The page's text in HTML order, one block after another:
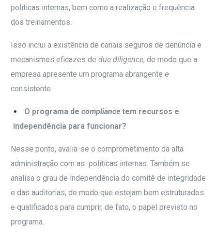
políticas internas, bem como a realização e frequência
dos treinamentos.
Isso inclui a existência de canais seguros de denúncia e
mecanismos eficazes dedue diligence, de modo que a
empresa apresente um programa abrangente e
consistente.
O programa decompliance tem recursos e
independência para funcionar?
Nesse ponto, avalia-se o comprometimento da alta
administração com as políticas internas. Também se
analisa o grau de independência do comitê de integridade
e das auditorias, de modo que estejam bem estruturados
e qualificados para cumprir, de fato, o papel previsto no
programa.